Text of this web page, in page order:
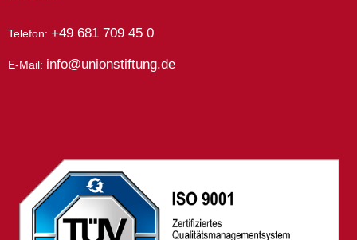
Telefon: +49 681 709 45 0
E-Mail: info@unionstiftung.de